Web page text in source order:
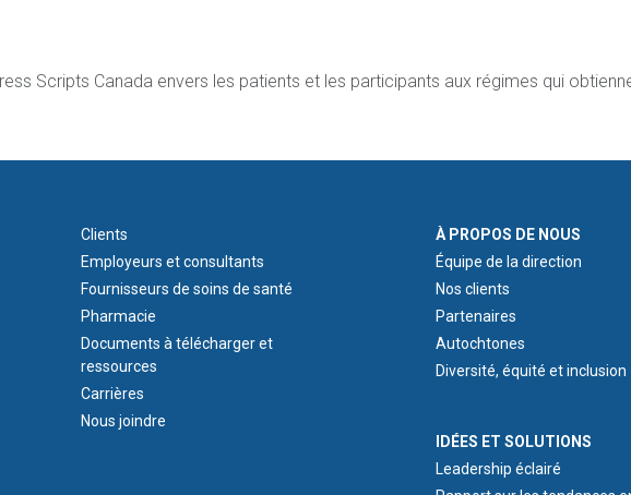
Scripts Canada envers les patients et les participants aux régimes qui
FOOTER 1
Clients
Employeurs et consultants
Fournisseurs de soins de santé
Pharmacie
Documents à télécharger et
ressources
Carrières
Nous joindre
ABOUT US
À PROPOS DE NOUS
Équipe de la direction
Nos clients
Partenaires
Autochtones
Diversité, équité et inclusion
IDEAS & INSIGHTS
IDÉES ET SOLUTIONS
Leadership éclairé